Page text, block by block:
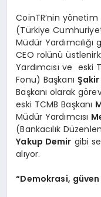
CoinTR’nin
(Türkiye
Müdür
CEO rolünü
Yardımcısı ve eski
Fonu) Başkanı Şakir
Başkanı olarak
eski TCMB Başkanı
Müdür Yardımcısı
(Bankacılık
Yakup Demir gibi
alıyor.
“Demokrasi, gü